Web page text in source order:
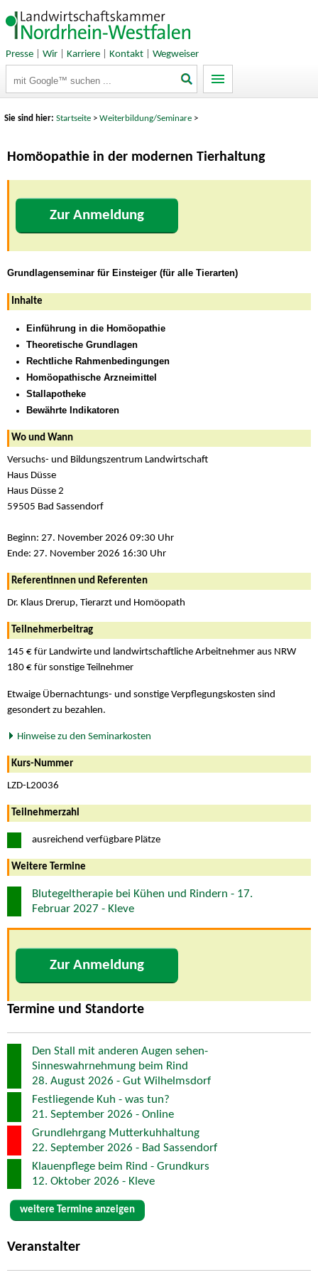
Presse| Wir| Karriere| Kontakt| Wegweiser
Sie sind hier:Startseite >Weiterbildung/Seminare >
Homöopathie in der modernen Tierhaltung
Zur Anmeldung
Grundlagenseminar für Einsteiger (für alle Tierarten)
Inhalte
Einführung in die Homöopathie
Theoretische Grundlagen
Rechtliche Rahmenbedingungen
Homöopathische Arzneimittel
Stallapotheke
Bewährte Indikatoren
Wo und Wann
Versuchs- und Bildungszentrum Landwirtschaft
Haus Düsse
Haus Düsse 2
59505 Bad Sassendorf
Beginn: 27. November 2026 09:30 Uhr
Ende: 27. November 2026 16:30 Uhr
Referentinnen und Referenten
Dr. Klaus Drerup, Tierarzt und Homöopath
Teilnehmerbeitrag
145 € für Landwirte und landwirtschaftliche Arbeitnehmer aus NRW
180 € für sonstige Teilnehmer
Etwaige Übernachtungs- und sonstige Verpflegungskosten sind
gesondert zu bezahlen.
Hinweise zu den Seminarkosten
Kurs-Nummer
LZD-L20036
Teilnehmerzahl
ausreichend verfügbare Plätze
Weitere Termine
Blutegeltherapie bei Kühen und Rindern - 17.
Februar 2027 - Kleve
Zur Anmeldung
Termine und Standorte
Den Stall mit anderen Augen sehen-
Sinneswahrnehmung beim Rind
28. August 2026 - Gut Wilhelmsdorf
Festliegende Kuh - was tun?
21. September 2026 - Online
Grundlehrgang Mutterkuhhaltung
22. September 2026 - Bad Sassendorf
Klauenpflege beim Rind - Grundkurs
12. Oktober 2026 - Kleve
weitere Termine anzeigen
Veranstalter